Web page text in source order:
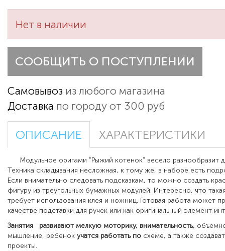
Нет в наличии
СООБЩИТЬ О ПОСТУПЛЕНИИ
Самовывоз из любого магазина
Доставка по городу от 300 руб
ОПИСАНИЕ ХАРАКТЕРИСТИКИ
Модульное оригами "Рыжий котенок" весело разнообразит
Техника складывания несложная, к тому же, в наборе есть
Если внимательно следовать подсказкам, то можно создать
фигуру из треугольных бумажных модулей. Интересно, что
требует использования клея и ножниц. Готовая работа может
качестве подставки для ручек или как оригинальный элемент
Занятия
развивают мелкую моторику, внимательность,
мышление, ребенок учатся работатьпо схеме, а также
проекты.